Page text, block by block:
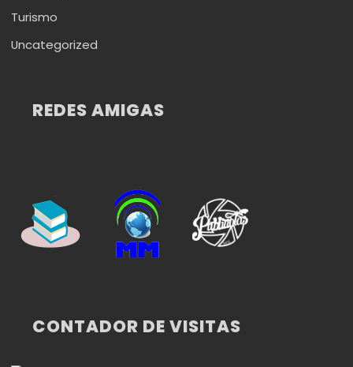
Turismo
Uncategorized
REDES AMIGAS
CONTADOR DE VISITAS